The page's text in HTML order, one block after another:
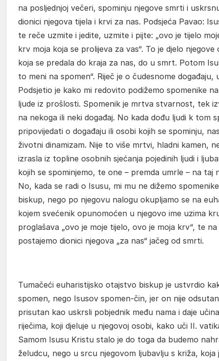
na posljednjoj večeri, spominju njegove smrti i
dionici njegova tijela i krvi za nas. Podsjeća Pavao:
te reče uzmite i jedite, uzmite i pijte: „ovo je tijelo
krv moja koja se prolijeva za vas“. To je djelo
koja se predala do kraja za nas, do u smrt. Potom
to meni na spomen“. Riječ je o čudesnome događaju,
Podsjetio je kako mi redovito podižemo spomenike
ljude iz prošlosti. Spomenik je mrtva stvarnost, tek
na nekoga ili neki događaj. No kada dođu ljudi k tom
pripovijedati o događaju ili osobi kojih se spominju,
životni dinamizam. Nije to više mrtvi, hladni kamen,
izrasla iz topline osobnih sjećanja pojedinih ljudi i
kojih se spominjemo, te one – premda umrle – na taj
No, kada se radi o Isusu, mi mu ne dižemo
biskup, nego po njegovu nalogu okupljamo se na
kojem svećenik opunomoćen u njegovo ime uzima
proglašava „ovo je moje tijelo, ovo je moja krv“, te
postajemo dionici njegova „za nas“ jačeg od smrti.
Tumačeći euharistijsko otajstvo biskup je ustvrdio
spomen, nego Isusov spomen-čin, jer on nije
prisutan kao uskrsli pobjednik među nama i daje
riječima, koji djeluje u njegovoj osobi, kako uči II.
Samom Isusu Kristu stalo je do toga da budemo
želudcu, nego u srcu njegovom ljubavlju s križa, koja